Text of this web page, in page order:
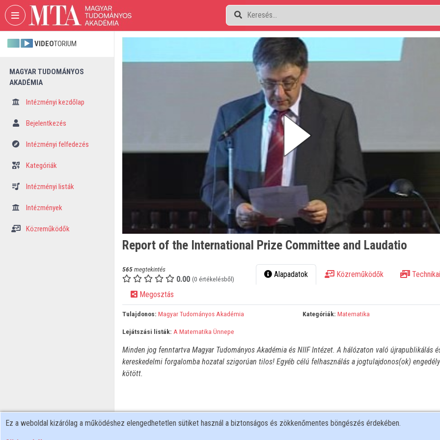
Fejléc kihagyása Menü kihagyása Tartalom kihagyása
VIDEOTORIUM
MAGYAR TUDOMÁNYOS
AKADÉMIA
Intézményi kezdőlap
Bejelentkezés
Intézményi felfedezés
Kategóriák
Intézményi listák
Intézmények
Közreműködők
Report of the International Prize Committee and Laudatio
565megtekintés
0.00 (0 értékelésből) Alapadatok Közreműködők
Megosztás
Tulajdonos: Magyar Tudományos Akadémia Kategóriák: Matematika
Lejátszási listák: A Matematika Ünnepe
Minden jog fenntartva Magyar Tudományos Akadémia és NIIF Intézet. A hálózaton való újrapublikálás
kereskedelmi forgalomba hozatal szigorúan tilos! Egyéb célú felhasználás a jogtulajdonos(ok)
kötött.
Ez a weboldal kizárólag a működéshez elengedhetetlen sütiket használ a biztonságos és zökkenőmentes böngészés érdekében.